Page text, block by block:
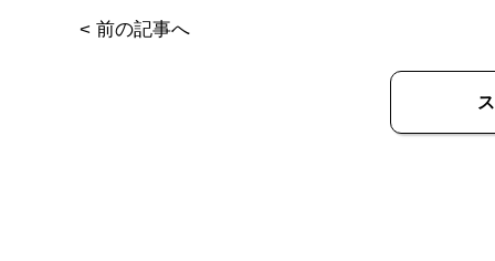
< 前の記事へ